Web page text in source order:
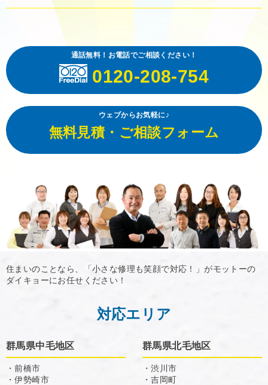
通話無料！お電話でご相談ください！
0120-208-754
ウェブからお気軽に♪
無料見積・ご相談フォーム
住まいのことなら、「小さな修理も笑顔で対応！」がモットーの
ダイキョーにお任せください！
対応エリア
群馬県中毛地区
・前橋市
・伊勢崎市
群馬県北毛地区
・渋川市
・吉岡町